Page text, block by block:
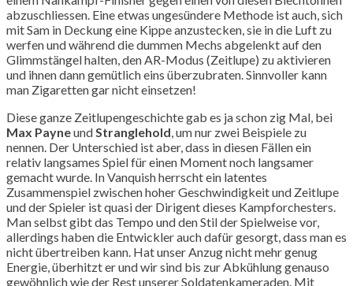
abzuschliessen. Eine etwas ungesündere Methode ist auch, sich
mit Sam in Deckung eine Kippe anzustecken, sie in die Luft zu
werfen und während die dummen Mechs abgelenkt auf den
Glimmstängel halten, den AR-Modus (Zeitlupe) zu aktivieren
und ihnen dann gemütlich eins überzubraten. Sinnvoller kann
man Zigaretten gar nicht einsetzen!
Diese ganze Zeitlupengeschichte gab es ja schon zig Mal, bei
Max Payneund Stranglehold , um nur zwei Beispiele zu
nennen. Der Unterschied ist aber, dass in diesen Fällen ein
relativ langsames Spiel für einen Moment noch langsamer
gemacht wurde. In Vanquish herrscht ein latentes
Zusammenspiel zwischen hoher Geschwindigkeit und Zeitlupe
und der Spieler ist quasi der Dirigent dieses Kampforchesters.
Man selbst gibt das Tempo und den Stil der Spielweise vor,
allerdings haben die Entwickler auch dafür gesorgt, dass man es
nicht übertreiben kann. Hat unser Anzug nicht mehr genug
Energie, überhitzt er und wir sind bis zur Abkühlung genauso
gewöhnlich wie der Rest unserer Soldatenkameraden. Mit